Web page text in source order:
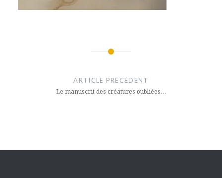
ARTICLE PRÉCÉDENT
Le manuscrit des créatures oubliées…